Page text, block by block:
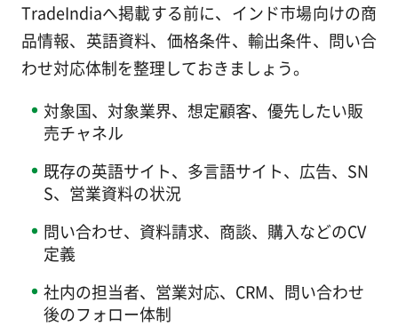
TradeIndiaへ掲載する前に、インド市場向けの商
品情報、英語資料、価格条件、輸出条件、問い合
わせ対応体制を整理しておきましょう。
対象国、対象業界、想定顧客、優先したい販
売チャネル
既存の英語サイト、多言語サイト、広告、SN
S、営業資料の状況
問い合わせ、資料請求、商談、購入などのCV
定義
社内の担当者、営業対応、CRM、問い合わせ
後のフォロー体制